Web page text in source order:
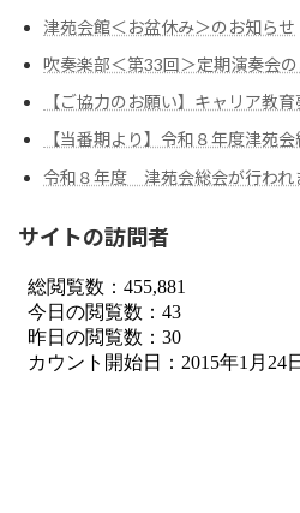
津苑会館＜お盆休み＞のお知らせ
吹奏楽部＜第33回＞定期演奏会
【ご協力のお願い】キャリア教
【当番期より】令和８年度津苑
令和８年度 津苑会総会が行われ
サイトの訪問者